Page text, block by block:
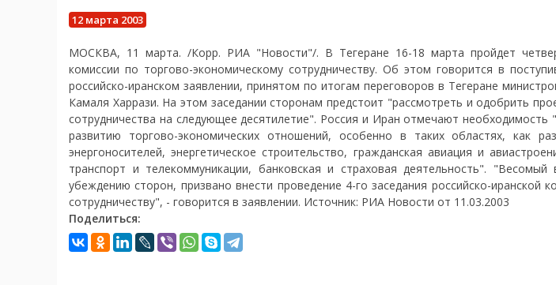
12 марта 2003
МОСКВА, 11 марта. /Корр. РИА "Новости"/. В Тегеране 16-18 марта пройдет
комиссии по торгово-экономическому сотрудничеству. Об этом говорится в
российско-иранском заявлении, принятом по итогам переговоров в Тегеране
Камаля Харрази. На этом заседании сторонам предстоит "рассмотреть и одобрить
сотрудничества на следующее десятилетие". Россия и Иран отмечают
развитию торгово-экономических отношений, особенно в таких областях, как
энергоносителей, энергетическое строительство, гражданская авиация и
транспорт и телекоммуникации, банковская и страховая деятельность".
убеждению сторон, призвано внести проведение 4-го заседания российско-иранской
сотрудничеству", - говорится в заявлении. Источник: РИА Новости от 11.03.2003
Поделиться: